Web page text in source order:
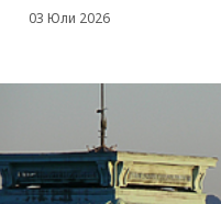
03 Юли 2026